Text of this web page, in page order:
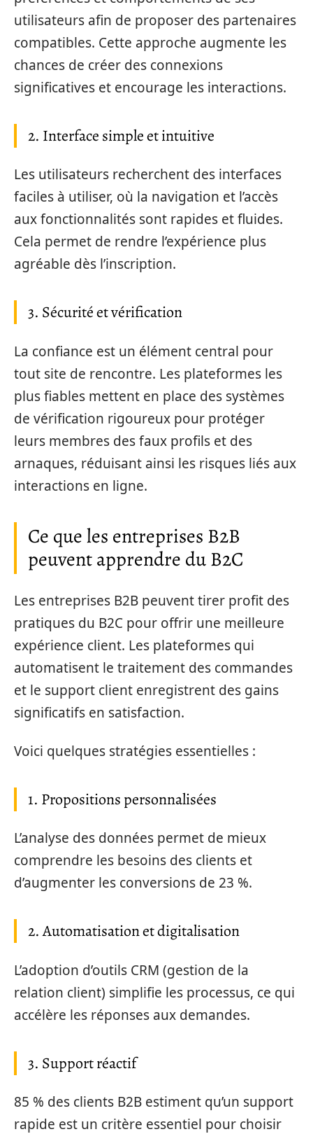
utilisateurs afin de proposer des partenaires
compatibles. Cette approche augmente les
chances de créer des connexions
significatives et encourage les interactions.
2. Interface simple et intuitive
Les utilisateurs recherchent des interfaces
faciles à utiliser, où la navigation et l’accès
aux fonctionnalités sont rapides et fluides.
Cela permet de rendre l’expérience plus
agréable dès l’inscription.
3. Sécurité et vérification
La confiance est un élément central pour
tout site de rencontre. Les plateformes les
plus fiables mettent en place des systèmes
de vérification rigoureux pour protéger
leurs membres des faux profils et des
arnaques, réduisant ainsi les risques liés aux
interactions en ligne.
Ce que les entreprises B2B
peuvent apprendre du B2C
Les entreprises B2B peuvent tirer profit des
pratiques du B2C pour offrir une meilleure
expérience client. Les plateformes qui
automatisent le traitement des commandes
et le support client enregistrent des gains
significatifs en satisfaction.
Voici quelques stratégies essentielles :
1. Propositions personnalisées
L’analyse des données permet de mieux
comprendre les besoins des clients et
d’augmenter les conversions de 23 %.
2. Automatisation et digitalisation
L’adoption d’outils CRM (gestion de la
relation client) simplifie les processus, ce qui
accélère les réponses aux demandes.
3. Support réactif
85 % des clients B2B estiment qu’un support
rapide est un critère essentiel pour choisir